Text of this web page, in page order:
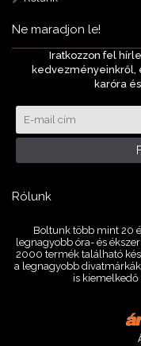
Ne maradjon le!
Iratkozzon fel
kedvezményeinkről,
karóra
Rólunk
Boltunk több mint 20
legnagyobb óra- és
2000 termék található
a legnagyobb
is